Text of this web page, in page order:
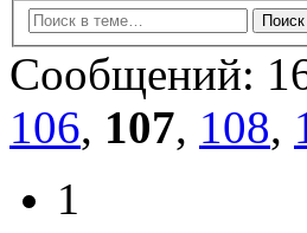
Сообщений:
106, 107, 108,
1